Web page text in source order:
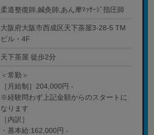
柔道整復師,鍼灸師,あん摩ﾏｯｻｰｼﾞ指圧師
大阪府大阪市西成区天下茶屋3-28-5 TM
ビル・4F
天下茶屋 徒歩2分
＜常勤＞
［月給制］204,000円 -
※経験問わず上記金額からのスタートに
なります
［内訳］
・基本給:162,000円 -